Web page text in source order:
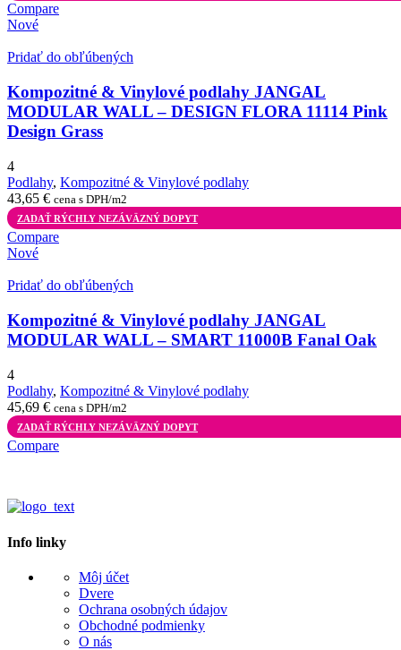
Compare
Nové
Pridať do obľúbených
Kompozitné & Vinylové podlahy JANGAL
MODULAR WALL – DESIGN FLORA 11114 Pink
Design Grass
4
Podlahy, Kompozitné & Vinylové podlahy
43,65 € cena s DPH/m2
ZADAŤ RÝCHLY NEZÁVÄZNÝ DOPYT
Compare
Nové
Pridať do obľúbených
Kompozitné & Vinylové podlahy JANGAL
MODULAR WALL – SMART 11000B Fanal Oak
4
Podlahy, Kompozitné & Vinylové podlahy
45,69 € cena s DPH/m2
ZADAŤ RÝCHLY NEZÁVÄZNÝ DOPYT
Compare
Info linky
Môj účet
Dvere
Ochrana osobných údajov
Obchodné podmienky
O nás